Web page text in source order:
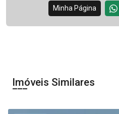
Minha Página
Imóveis Similares